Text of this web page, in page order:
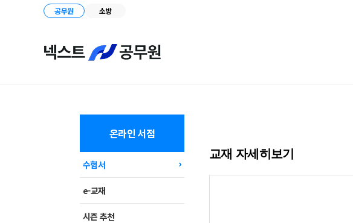
공무원 소방
온라인 서점
수험서
e-교재
시즌 추천
교재 자세히보기